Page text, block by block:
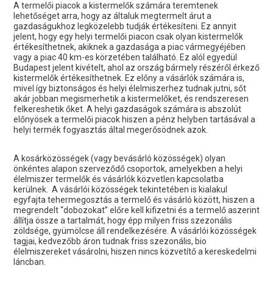
A termelői piacok a kistermelők számára teremtenek
lehetőséget arra, hogy az általuk megtermelt árut a
gazdaságukhoz legközelebb tudják értékesíteni. Ez annyit
jelent, hogy egy helyi termelői piacon csak olyan kistermelők
értékesíthetnek, akiknek a gazdasága a piac vármegyéjében
vagy a piac 40 km-es körzetében található. Ez alól egyedül
Budapest jelent kivételt, ahol az ország bármely részéről érkező
kistermelők értékesíthetnek. Ez előny a vásárlók számára is,
mivel így biztonságos és helyi élelmiszerhez tudnak jutni, sőt
akár jobban megismerhetik a kistermelőket, és rendszeresen
felkereshetik őket. A helyi gazdaságok számára is abszolút
előnyösek a termelői piacok hiszen a pénz helyben tartásával a
helyi termék fogyasztás által megerősödnek azok.
A kosárközösségek (vagy bevásárló közösségek) olyan
önkéntes alapon szerveződő csoportok, amelyekben a helyi
élelmiszer termelők és vásárlók közvetlen kapcsolatba
kerülnek. A vásárlói közösségek tekintetében is kialakul
egyfajta tehermegosztás a termelő és vásárló között, hiszen a
megrendelt “dobozokat” előre kell kifizetni és a termelő aszerint
állítja össze a tartalmát, hogy épp milyen friss szezonális
zöldsége, gyümölcse áll rendelkezésére. A vásárlói közösségek
tagjai, kedvezőbb áron tudnak friss szezonális, bio
élelmiszereket vásárolni, hiszen nincs közvetítő a kereskedelmi
láncban.